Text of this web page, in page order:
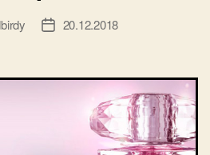
Дата20.12.2018